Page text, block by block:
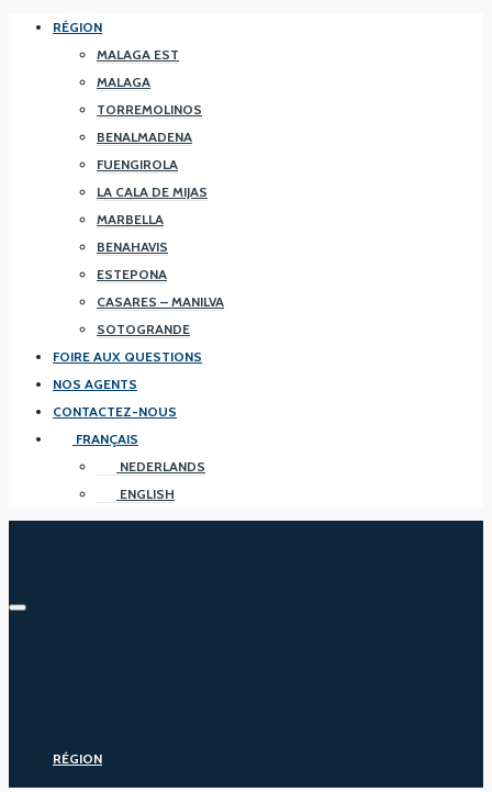
RÉGION
MALAGA EST
MALAGA
TORREMOLINOS
BENALMADENA
FUENGIROLA
LA CALA DE MIJAS
MARBELLA
BENAHAVIS
ESTEPONA
CASARES – MANILVA
SOTOGRANDE
FOIRE AUX QUESTIONS
NOS AGENTS
CONTACTEZ-NOUS
FRANÇAIS
NEDERLANDS
ENGLISH
RÉGION